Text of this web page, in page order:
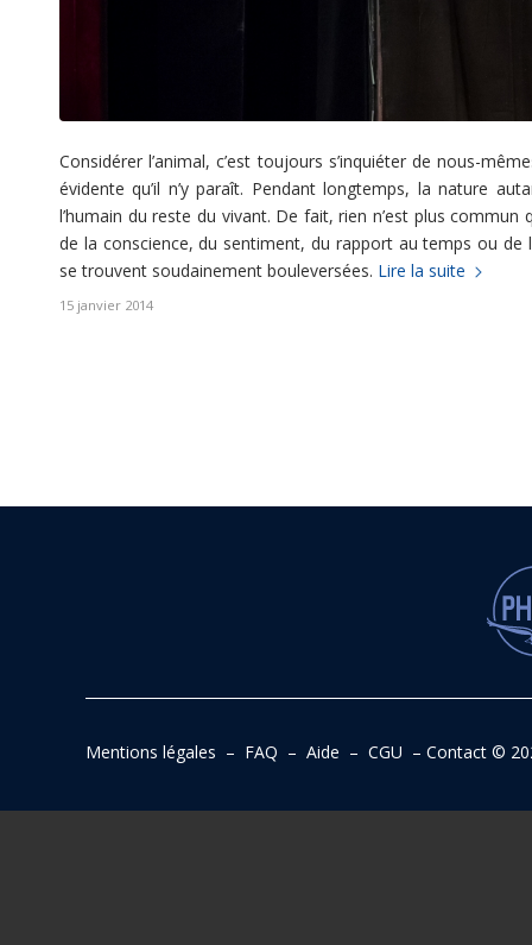
Considérer l’animal, c’est toujours s’inquiéter de nous-
évidente qu’il n’y paraît. Pendant longtemps, la nature
l’humain du reste du vivant. De fait, rien n’est plus commun
de la conscience, du sentiment, du rapport au temps ou
se trouvent soudainement bouleversées. Lire la suite
15 janvier 2014
Mentions légales – FAQ – Aide – CGU – Contact©